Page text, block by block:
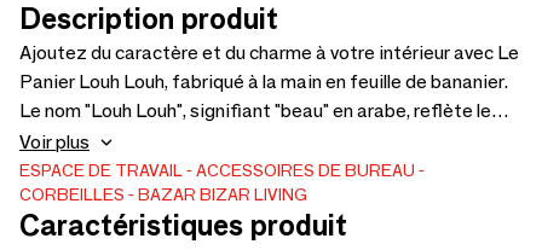
Description produit
Ajoutez du caractère et du charme à votre intérieur avec Le
Panier Louh Louh, fabriqué à la main en feuille de bananier.
Le nom "Louh Louh", signifiant "beau" en arabe, reflète le
design marquant et l’élégance naturelle de ce panier. Qu’il
serve à ranger des couvertures, des jouets, du linge ou
comme accent décoratif, ce panier apporte une touche de
style à chaque pièce.
Voir plus
ESPACE DE TRAVAIL
ACCESSOIRES DE BUREAU
CORBEILLES
BAZAR BIZAR LIVING
Caractéristiques produit